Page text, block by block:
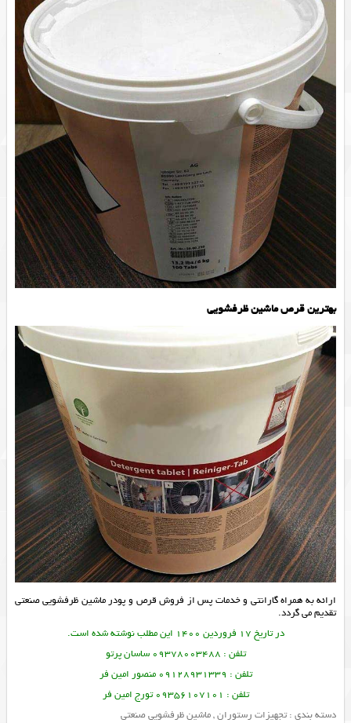
بهترین قرص ماشین ظرفشویی
ارائه به همراه گارانتی و خدمات پس از فروش قرص و پودرماشین ظرفشویی صنعتی
تقدیم می گردد.
در تاریخ 17 فروردین 1400 این مطلب نوشته شده است.
تلفن : 09378003488 ساسان پرتو
تلفن : 09128931339 منصور امین فر
تلفن : 09356107101 تورج امین فر
دسته بندی :تجهیزات رستوران,ماشین ظرفشویی صنعتی